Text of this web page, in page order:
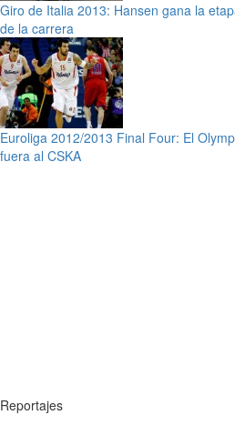
Giro de Italia 2013: Hansen gana la
de la carrera
Euroliga 2012/2013 Final Four: El
fuera al CSKA
Reportajes